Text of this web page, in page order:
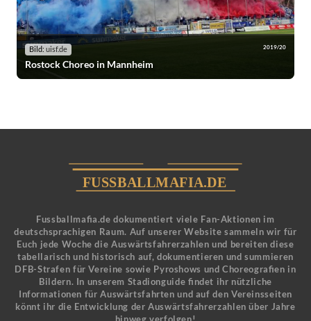
Bild: uisf.de 2019/20
Rostock Choreo in Mannheim
Fussballmafia.de dokumentiert viele Fan-Aktionen im
deutschsprachigen Raum. Auf unserer Website sammeln wir für
Euch jede Woche die Auswärtsfahrerzahlen und bereiten diese
tabellarisch und historisch auf, dokumentieren und summieren
DFB-Strafen für Vereine sowie Pyroshows und Choreografien in
Bildern. In unserem Stadionguide findet ihr nützliche
Informationen für Auswärtsfahrten und auf den Vereinsseiten
könnt ihr die Entwicklung der Auswärtsfahrerzahlen über Jahre